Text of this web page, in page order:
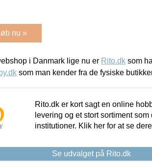
nu »
i Danmark lige nu er Rito.dk som
som man kender fra de fysiske
Rito.dk er kort sagt en online
levering og et stort sortiment
institutioner. Klik her for at se
Se udvalget på Rito.dk